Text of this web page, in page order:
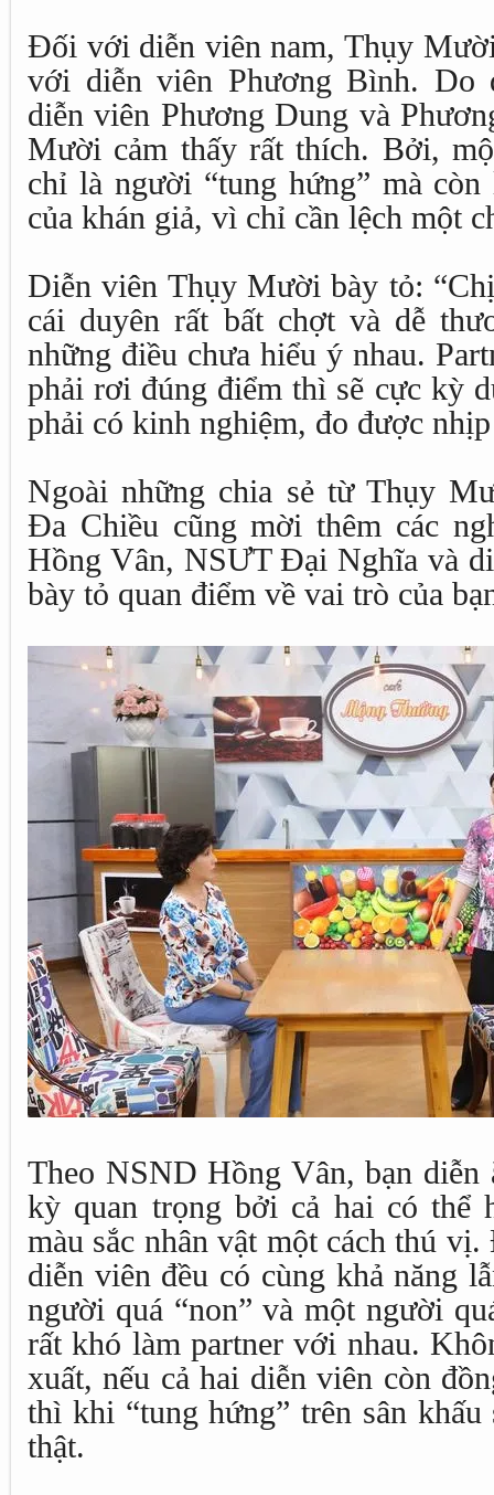
Đối với diễn viên nam, Thụy
với diễn viên Phương Bình. Do
diễn viên Phương Dung và
Mười cảm thấy rất thích. Bởi,
chỉ là người “tung hứng” mà
của khán giả, vì chỉ cần lệch một
Diễn viên Thụy Mười bày tỏ:
cái duyên rất bất chợt và dễ
những điều chưa hiểu ý nhau.
phải rơi đúng điểm thì sẽ cực kỳ
phải có kinh nghiệm, đo được
Ngoài những chia sẻ từ Thụy
Đa Chiều cũng mời thêm các
Hồng Vân, NSƯT Đại Nghĩa và
bày tỏ quan điểm về vai trò của
Theo NSND Hồng Vân, bạn diễn
kỳ quan trọng bởi cả hai có thể
màu sắc nhân vật một cách thú
diễn viên đều có cùng khả năng
người quá “non” và một người
rất khó làm partner với nhau.
xuất, nếu cả hai diễn viên còn
thì khi “tung hứng” trên sân
thật.